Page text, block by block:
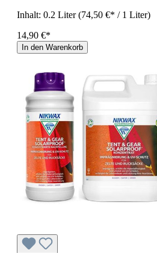
Inhalt: 0.2 Liter(74,50 €* / 1 Liter)
14,90 €*
In den Warenkorb